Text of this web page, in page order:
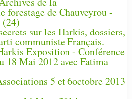
forestage de Chauveyrou -
(24)
sur les Harkis, dossiers,
communiste Français.
Exposition - Conférence
18 Mai 2012 avec Fatima
5 et 6octobre 2013